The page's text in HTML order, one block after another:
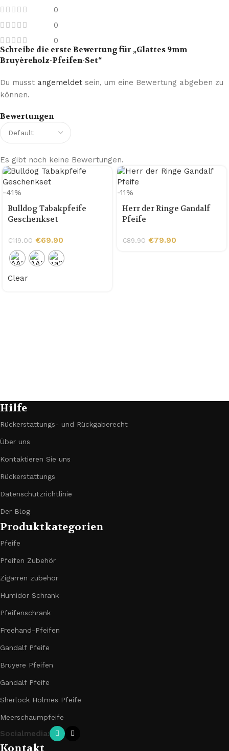
0
0
0
Bewertungen
Es gibt noch keine Bewertungen.
Schreibe die erste Bewertung für „Glattes 9mm
Bruyèreholz-Pfeifen-Set“
Du musst angemeldet sein, um eine Bewertung abgeben zu
können.
-41%
Bulldog Tabakpfeife
Geschenkset
€119.00 €69.90
Clear
-11%
Herr der Ringe Gandalf
Pfeife
€89.90 €79.90
Hilfe
Rückerstattungs- und Rückgaberecht
Über uns
Kontaktieren Sie uns
Rückerstattungs
Datenschutzrichtlinie
Der Blog
Produktkategorien
Pfeife
Pfeifen Zubehör
Zigarren zubehör
Humidor Schrank
Pfeifenschrank
Freehand-Pfeifen
Gandalf Pfeife
Bruyere Pfeifen
Gandalf Pfeife
Sherlock Holmes Pfeife
Meerschaumpfeife
Socialmedia:
Kontakt